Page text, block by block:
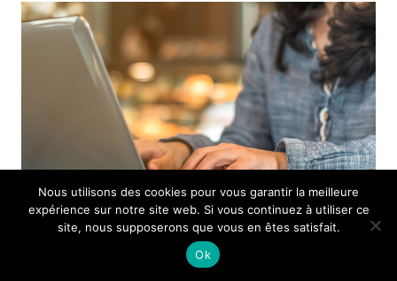
Nous utilisons des cookies pour vous garantir la meilleure
expérience sur notre site web. Si vous continuez à utiliser ce
site, nous supposerons que vous en êtes satisfait.
Ok